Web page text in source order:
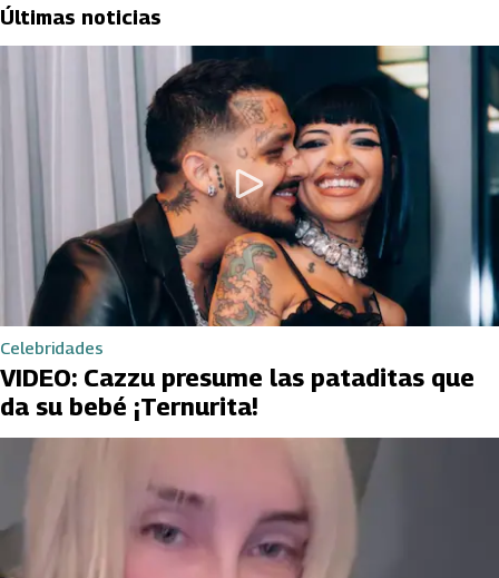
Últimas noticias
Celebridades
VIDEO: Cazzu presume las pataditas que
da su bebé ¡Ternurita!